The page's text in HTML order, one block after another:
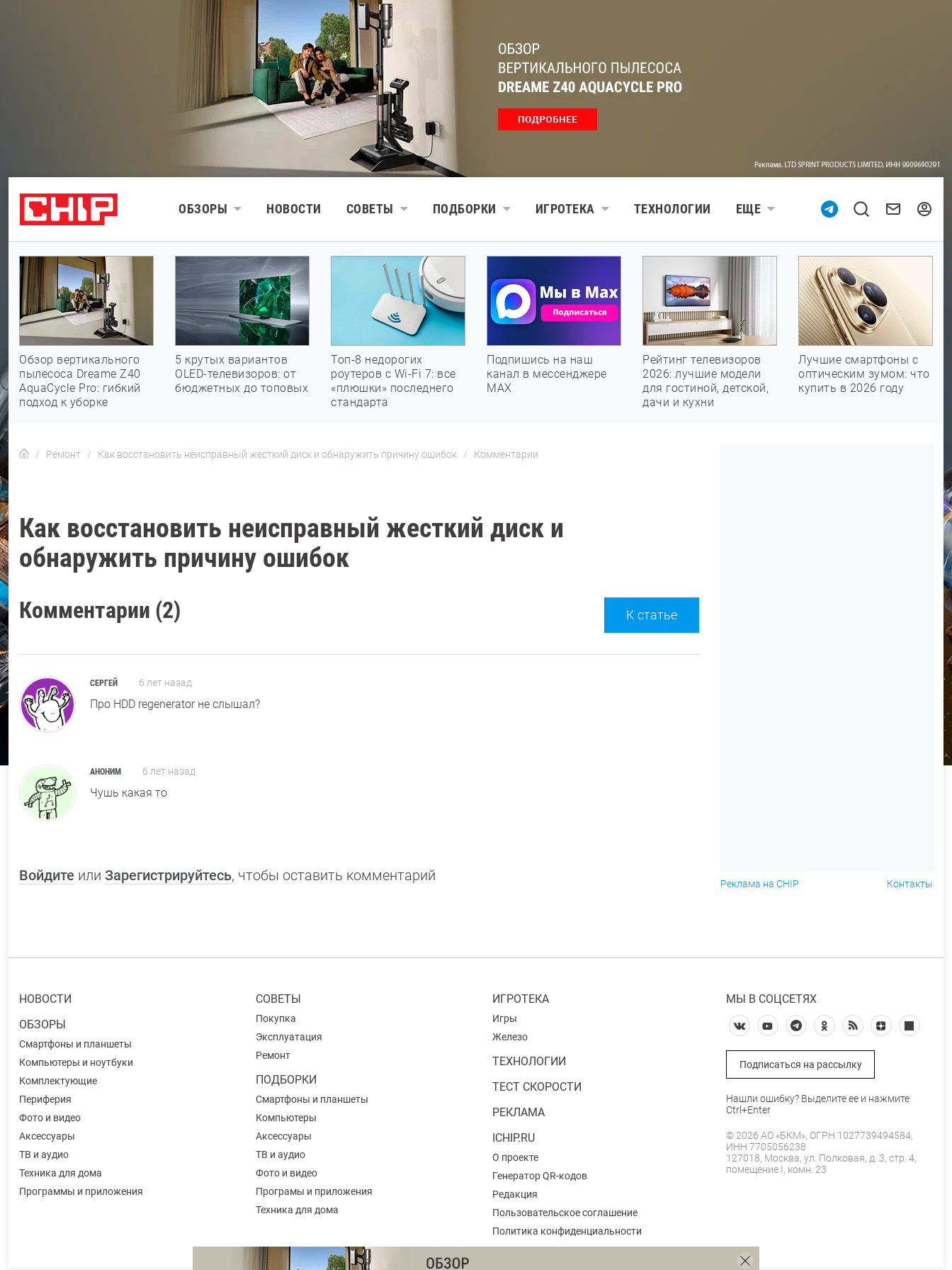
ОБЗОРЫ НОВОСТИ СОВЕТЫ ПОДБОРКИ ИГРОТЕКА ТЕХНОЛОГИИ ЕЩЕ
Обзор вертикального
пылесоса Dreame Z40
AquaCycle Pro: гибкий
подход к уборке
5 крутых вариантов
OLED-телевизоров: от
бюджетных до топовых
Топ-8 недорогих
роутеров с Wi-Fi 7: все
«плюшки» последнего
стандарта
Подпишись на наш
канал в мессенджере
МАХ
Рейтинг телевизоров
2026: лучшие модели
для гостиной, детской,
дачи и кухни
Лучшие смартфоны с
оптическим зумом: что
купить в 2026 году
Ремонт Как восстановить неисправный жесткий диск и обнаружить причину ошибок Комментарии
Как восстановить неисправный жесткий диск и
обнаружить причину ошибок
Комментарии (2) К статье
СЕРГЕЙ 6 лет назад
Про HDD regenerator не слышал?
АНОНИМ 6 лет назад
Чушь какая то
Войдите или Зарегистрируйтесь, чтобы оставить комментарий Реклама на CHIP Контакты
НОВОСТИ
ОБЗОРЫ
Смартфоны и планшеты
Компьютеры и ноутбуки
Комплектующие
Периферия
Фото и видео
Аксессуары
ТВ и аудио
Техника для дома
Программы и приложения
СОВЕТЫ
Покупка
Эксплуатация
Ремонт
ПОДБОРКИ
Смартфоны и планшеты
Компьютеры
Аксессуары
ТВ и аудио
Фото и видео
Програмы и приложения
Техника для дома
ИГРОТЕКА
Игры
Железо
ТЕХНОЛОГИИ
ТЕСТ СКОРОСТИ
РЕКЛАМА
ICHIP.RU
О проекте
Генератор QR-кодов
Редакция
Пользовательское соглашение
Политика конфиденциальности
МЫ В СОЦСЕТЯХ
Подписаться на рассылку
Нашли ошибку? Выделите ее и нажмите
Ctrl+Enter
© 2026 АО «БКМ», ОГРН 1027739494584,
ИНН 7705056238
127018, Москва, ул. Полковая, д. 3, стр. 4,
помещение I, комн. 23